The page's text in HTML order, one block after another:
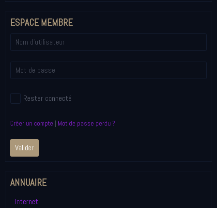
ESPACE MEMBRE
Rester connecté
Créer un compte | Mot de passe perdu ?
Valider
ANNUAIRE
Internet